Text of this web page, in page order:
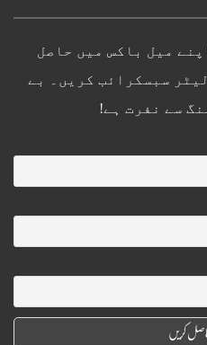
میل باکس میں حاصل
سبسکرائب کریں۔ بے
سے نفرت ہے!